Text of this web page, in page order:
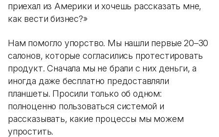
приехал из Америки и хочешь рассказать мне,
как вести бизнес?»
Нам помогло упорство. Мы нашли первые 20–30
салонов, которые согласились протестировать
продукт. Сначала мы не брали с них деньги, а
иногда даже бесплатно предоставляли
планшеты. Просили только об одном:
полноценно пользоваться системой и
рассказывать, какие процессы мы можем
упростить.